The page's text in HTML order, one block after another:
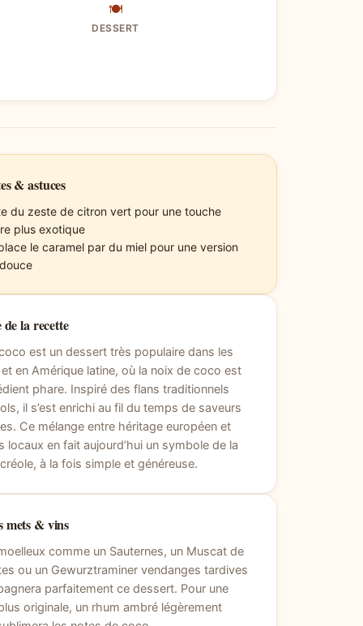
🍽
DESSERT
& astuces
du zeste de citron vert pour une touche
plus exotique
le caramel par du miel pour une version
la recette
est un dessert très populaire dans les
en Amérique latine, où la noix de coco est
phare. Inspiré des flans traditionnels
il s’est enrichi au fil du temps de saveurs
Ce mélange entre héritage européen et
locaux en fait aujourd’hui un symbole de la
à la fois simple et généreuse.
mets & vins
comme un Sauternes, un Muscat de
ou un Gewurztraminer vendanges tardives
parfaitement ce dessert. Pour une
originale, un rhum ambré légèrement